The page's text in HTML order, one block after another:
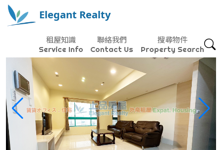
Elegant Realty
租屋知識
Service Info
聯絡我們
Contact Us
搜尋物件
Property Search